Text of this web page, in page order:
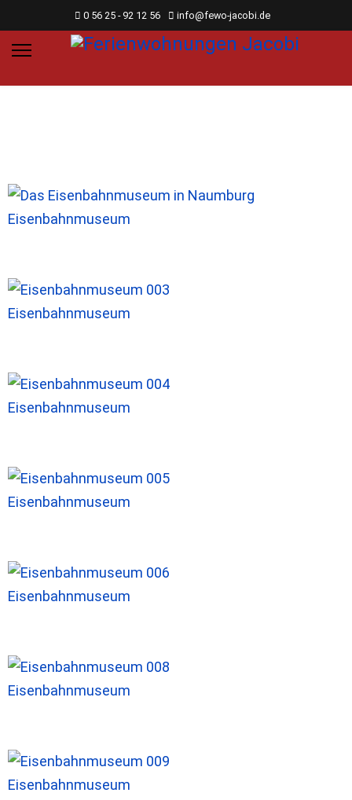
0 56 25 - 92 12 56 info@fewo-jacobi.de
Eisenbahnmuseum
Eisenbahnmuseum
Eisenbahnmuseum
Eisenbahnmuseum
Eisenbahnmuseum
Eisenbahnmuseum
Eisenbahnmuseum